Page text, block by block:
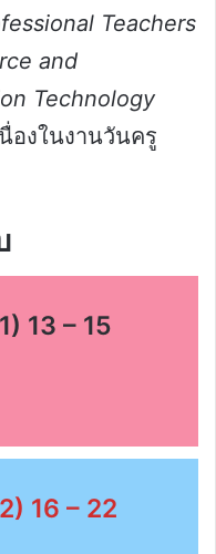
Teachers
and
Technology
องในงานวันครู
13 – 15
16 – 22